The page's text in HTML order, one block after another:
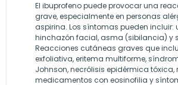
El ibuprofeno puede provocar una
grave, especialmente en personas
aspirina. Los síntomas pueden incluir:
hinchazón facial, asma (sibilancia) y
Reacciones cutáneas graves que
exfoliativa, eritema multiforme,
Johnson, necrólisis epidérmica tóxica,
medicamentos con eosinofilia y